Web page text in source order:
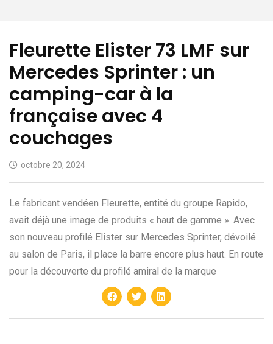
Fleurette Elister 73 LMF sur
Mercedes Sprinter : un
camping-car à la
française avec 4
couchages
octobre 20, 2024
Le fabricant vendéen Fleurette, entité du groupe Rapido,
avait déjà une image de produits « haut de gamme ». Avec
son nouveau profilé Elister sur Mercedes Sprinter, dévoilé
au salon de Paris, il place la barre encore plus haut. En route
pour la découverte du profilé amiral de la marque